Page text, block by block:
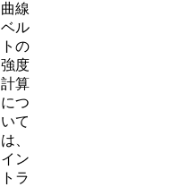
曲線
ベル
トの
強度
計算
につ
いて
は、
イン
トラ